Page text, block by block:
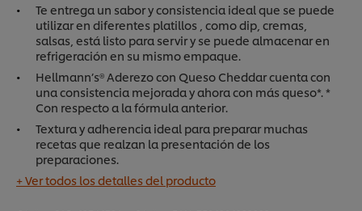
Te entrega un sabor y consistencia ideal que se puede
utilizar en diferentes platillos , como dip, cremas,
salsas, está listo para servir y se puede almacenar en
refrigeración en su mismo empaque.
Hellmann’s® Aderezo con Queso Cheddar cuenta con
una consistencia mejorada y ahora con más queso*. *
Con respecto a la fórmula anterior.
Textura y adherencia ideal para preparar muchas
recetas que realzan la presentación de los
preparaciones.
+ Ver todos los detalles del producto